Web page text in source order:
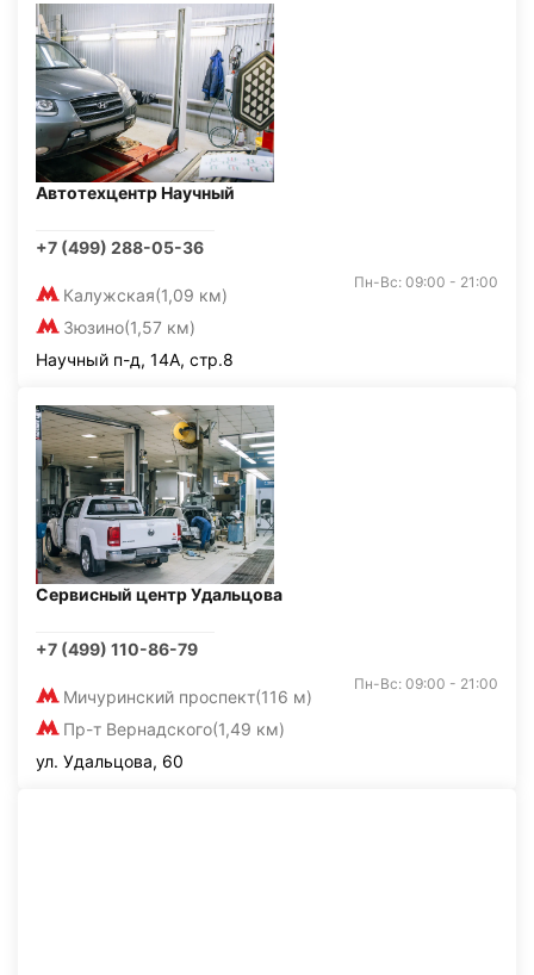
Автотехцентр Научный
+7 (499) 288-05-36
Калужская(1,09 км)
Зюзино(1,57 км)
Пн-Вс: 09:00 - 21:00
Научный п-д, 14А, стр.8
Сервисный центр Удальцова
+7 (499) 110-86-79
Мичуринский проспект(116 м)
Пр-т Вернадского(1,49 км)
Пн-Вс: 09:00 - 21:00
ул. Удальцова, 60